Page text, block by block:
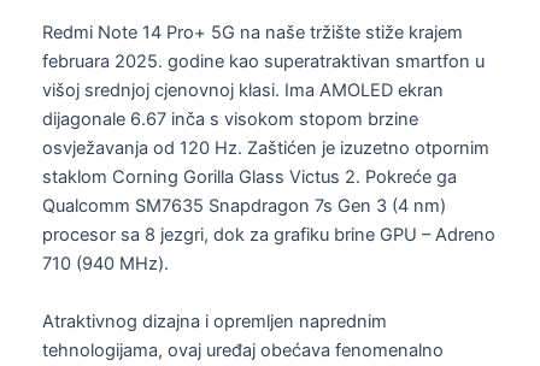
Redmi Note 14 Pro+ 5G na naše tržište stiže krajem
februara 2025. godine kao superatraktivan smartfon u
višoj srednjoj cjenovnoj klasi. Ima AMOLED ekran
dijagonale 6.67 inča s visokom stopom brzine
osvježavanja od 120 Hz. Zaštićen je izuzetno otpornim
staklom Corning Gorilla Glass Victus 2. Pokreće ga
Qualcomm SM7635 Snapdragon 7s Gen 3 (4 nm)
procesor sa 8 jezgri, dok za grafiku brine GPU – Adreno
710 (940 MHz).
Atraktivnog dizajna i opremljen naprednim
tehnologijama, ovaj uređaj obećava fenomenalno